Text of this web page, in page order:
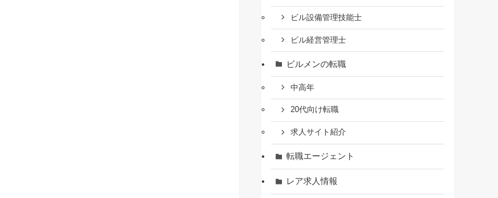
ビル設備管理技能士
ビル経営管理士
ビルメンの転職
中高年
20代向け転職
求人サイト紹介
転職エージェント
レア求人情報